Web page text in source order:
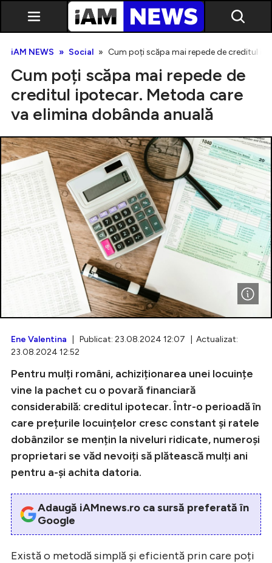
Creează cont
iAM NEWS Social Cum poți scăpa mai repede de creditul
Cum poți scăpa mai repede de
creditul ipotecar. Metoda care
va elimina dobânda anuală
Ene Valentina | Publicat: 23.08.2024 12:07 | Actualizat:
23.08.2024 12:52
Pentru mulți români, achiziționarea unei locuințe
vine la pachet cu o povară financiară
considerabilă: creditul ipotecar. Într-o perioadă în
care prețurile locuințelor cresc constant și ratele
dobânzilor se mențin la niveluri ridicate, numeroși
proprietari se văd nevoiți să plătească mulți ani
pentru a-și achita datoria.
Adaugă iAMnews.ro ca sursă preferată în
Google
Există o metodă simplă și eficientă prin care poți